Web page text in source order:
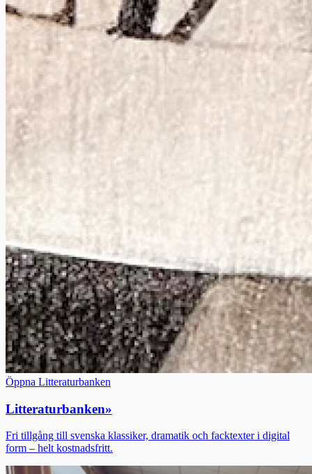
Öppna Litteraturbanken
Litteraturbanken»
Fri tillgång till svenska klassiker, dramatik och facktexter i digital
form – helt kostnadsfritt.